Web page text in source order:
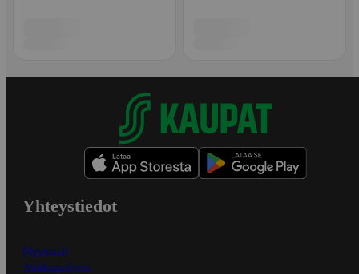
Yhteystiedot
Myymälät
Asiakaspalvelu